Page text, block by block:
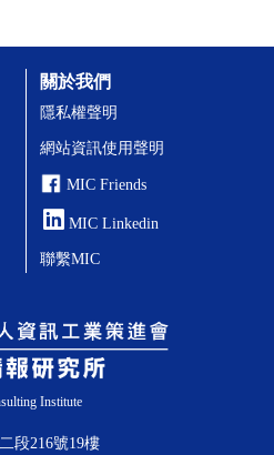
Institute
段216號19樓
關於我們
隱私權聲明
網站資訊使用聲明
MIC Friends
MIC Linkedin
聯繫MIC